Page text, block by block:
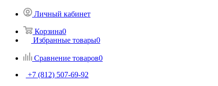
Личный кабинет
Корзина0
Избранные товары0
Сравнение товаров0
+7 (812) 507-69-92